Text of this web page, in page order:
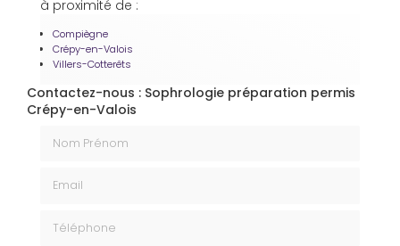
à proximité de :
Compiègne
Crépy-en-Valois
Villers-Cotterêts
Contactez-nous : Sophrologie préparation permis
Crépy-en-Valois